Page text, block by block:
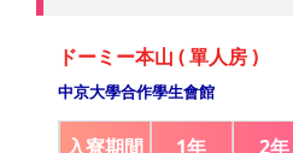
ドーミー本山 ( 單人房 )
中京大學合作學生會館
入寮期間 1年 2年